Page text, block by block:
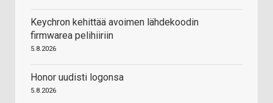
Keychron kehittää avoimen lähdekoodin
firmwarea pelihiiriin
5.8.2026
Honor uudisti logonsa
5.8.2026